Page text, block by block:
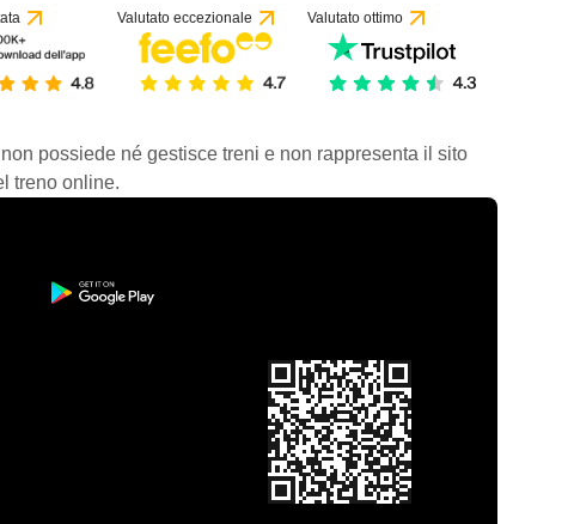
Valutato eccezionale Valutato ottimo
possiede né gestisce treni e non rappresenta il sito
treno online.